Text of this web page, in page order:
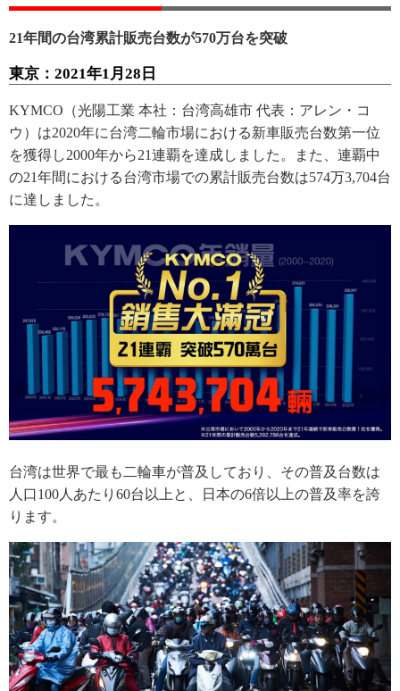
21年間の台湾累計販売台数が570万台を突破
東京：2021年1月28日
KYMCO（光陽工業 本社：台湾高雄市 代表：アレン・コ
ウ）は2020年に台湾二輪市場における新車販売台数第一位
を獲得し2000年から21連覇を達成しました。また、連覇中
の21年間における台湾市場での累計販売台数は574万3,704台
に達しました。
台湾は世界で最も二輪車が普及しており、その普及台数は
人口100人あたり60台以上と、日本の6倍以上の普及率を誇
ります。